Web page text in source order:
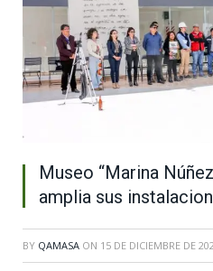
Museo “Marina
amplia sus
BY QAMASA ON 15 DE DICIEMBRE DE